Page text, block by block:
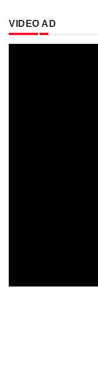
VIDEO AD